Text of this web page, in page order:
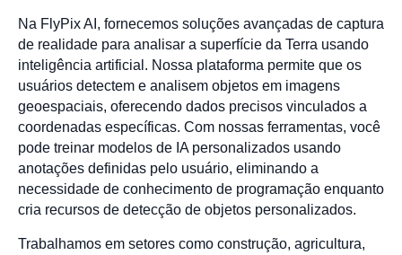
Na FlyPix AI, fornecemos soluções avançadas de captura
de realidade para analisar a superfície da Terra usando
inteligência artificial. Nossa plataforma permite que os
usuários detectem e analisem objetos em imagens
geoespaciais, oferecendo dados precisos vinculados a
coordenadas específicas. Com nossas ferramentas, você
pode treinar modelos de IA personalizados usando
anotações definidas pelo usuário, eliminando a
necessidade de conhecimento de programação enquanto
cria recursos de detecção de objetos personalizados.
Trabalhamos em setores como construção, agricultura,